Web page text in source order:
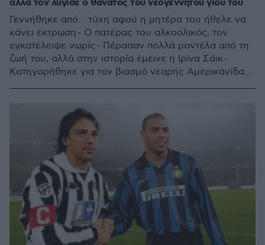
αλλά τον λύγισε ο θάνατος του νεογέννητου γιου του
Γεννήθηκε από... τύχη αφού η μητέρα του ήθελε να
κάνει έκτρωση - Ο πατέρας του αλκοολικός, τον
εγκατέλειψε νωρίς - Πέρασαν πολλά μοντέλα από τη
ζωή του, αλλά στην ιστορία έμεινε η Ιρίνα Σάικ -
Κατηγορήθηκε για τον βιασμό νεαρής Αμερικανίδας
νούμερο της μαγικής φανέλας του